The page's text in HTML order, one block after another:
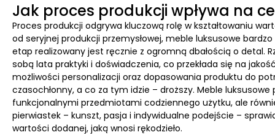
Jak proces produkcji wpływa na
Proces produkcji odgrywa kluczową rolę w kształtowaniu
od seryjnej produkcji przemysłowej, meble luksusowe
etap realizowany jest ręcznie z ogromną dbałością o detal.
sobą lata praktyki i doświadczenia, co przekłada się na
możliwości personalizacji oraz dopasowania produktu do
czasochłonny, a co za tym idzie – droższy. Meble
funkcjonalnymi przedmiotami codziennego użytku, ale
pierwiastek – kunszt, pasja i indywidualne podejście –
wartości dodanej, jaką wnosi rękodzieło.